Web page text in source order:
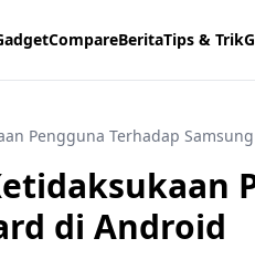
CompareBeritaTips & Trik
Pengguna Terhadap
di Android